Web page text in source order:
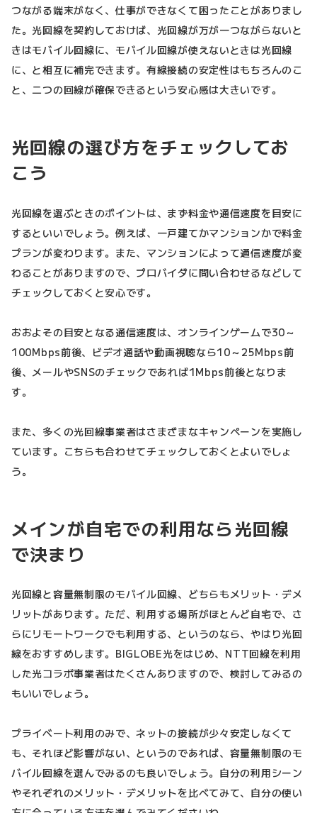
つながる端末がなく、仕事ができなくて困ったことがありまし
た。光回線を契約しておけば、光回線が万が一つながらないと
きはモバイル回線に、モバイル回線が使えないときは光回線
に、と相互に補完できます。有線接続の安定性はもちろんのこ
と、二つの回線が確保できるという安心感は大きいです。
光回線の選び方をチェックしてお
こう
光回線を選ぶときのポイントは、まず料金や通信速度を目安に
するといいでしょう。例えば、一戸建てかマンションかで料金
プランが変わります。また、マンションによって通信速度が変
わることがありますので、プロバイダに問い合わせるなどして
チェックしておくと安心です。
おおよその目安となる通信速度は、オンラインゲームで30～
100Mbps前後、ビデオ通話や動画視聴なら10～25Mbps前
後、メールやSNSのチェックであれば1Mbps前後となりま
す。
また、多くの光回線事業者はさまざまなキャンペーンを実施し
ています。こちらも合わせてチェックしておくとよいでしょ
う。
メインが自宅での利用なら光回線
で決まり
光回線と容量無制限のモバイル回線、どちらもメリット・デメ
リットがあります。ただ、利用する場所がほとんど自宅で、さ
らにリモートワークでも利用する、というのなら、やはり光回
線をおすすめします。BIGLOBE光をはじめ、NTT回線を利用
した光コラボ事業者はたくさんありますので、検討してみるの
もいいでしょう。
プライベート利用のみで、ネットの接続が少々安定しなくて
も、それほど影響がない、というのであれば、容量無制限のモ
バイル回線を選んでみるのも良いでしょう。自分の利用シーン
やそれぞれのメリット・デメリットを比べてみて、自分の使い